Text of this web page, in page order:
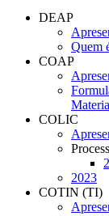
DEAP
Quem
COAP
COLIC
2023
COTIN (TI)